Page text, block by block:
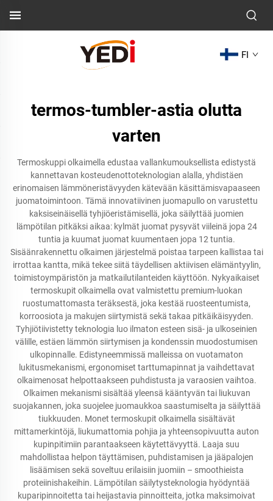
FI
termos-tumbler-astia olutta
varten
Termoskuppi olkaimella edustaa vallankumouksellista edistystä
kannettavan kosteudenottoteknologian alalla, yhdistäen
erinomaisen lämmöneristävyyden kätevään käsittämisvapaaseen
juomatoimintoon. Tämä innovatiivinen juomapullo on varustettu
kaksiseinäisellä tyhjiöeristämisellä, joka säilyttää juomien
lämpötilan pitkäksi aikaa: kylmät juomat pysyvät viileinä jopa 24
tuntia ja kuumat juomat kuumentaen jopa 12 tuntia.
Sisäänrakennettu olkaimen järjestelmä poistaa tarpeen kallistaa tai
irrottaa kantta, mikä tekee siitä täydellisen aktiivisen elämäntyylin,
toimistoympäristön ja matkailutilanteiden käyttöön. Nykyaikaiset
termoskupit olkaimella ovat valmistettu premium-luokan
ruostumattomasta teräksestä, joka kestää ruosteentumista,
korroosiota ja makujen siirtymistä sekä takaa pitkäikäisyyden.
Tyhjiötiivistetty teknologia luo ilmaton esteen sisä- ja ulkoseinien
välille, estäen lämmön siirtymisen ja kondenssin muodostumisen
ulkopinnalle. Edistyneemmissä malleissa on vuotamaton
lukitusmekanismi, ergonomiset tarttumapinnat ja vaihdettavat
olkaimenosat helpottaakseen puhdistusta ja varaosien vaihtoa.
Olkaimen mekanismi sisältää yleensä kääntyvän tai liukuvan
suojakannen, joka suojelee juomaukkoa saastumiselta ja säilyttää
tiukkuuden. Monet termoskupit olkaimella sisältävät
mittamerkintöjä, liukumattomia pohjia ja yhteensopivuutta auton
kupinpitimiin parantaakseen käytettävyyttä. Laaja suu
mahdollistaa helpon täyttämisen, puhdistamisen ja jääpalojen
lisäämisen sekä soveltuu erilaisiin juomiin – smoothieista
proteiinishakeihin. Lämpötilan säilytysteknologia hyödyntää
kuparipinnoitetta tai heijastavia pinnoitteita, jotka maksimoivat